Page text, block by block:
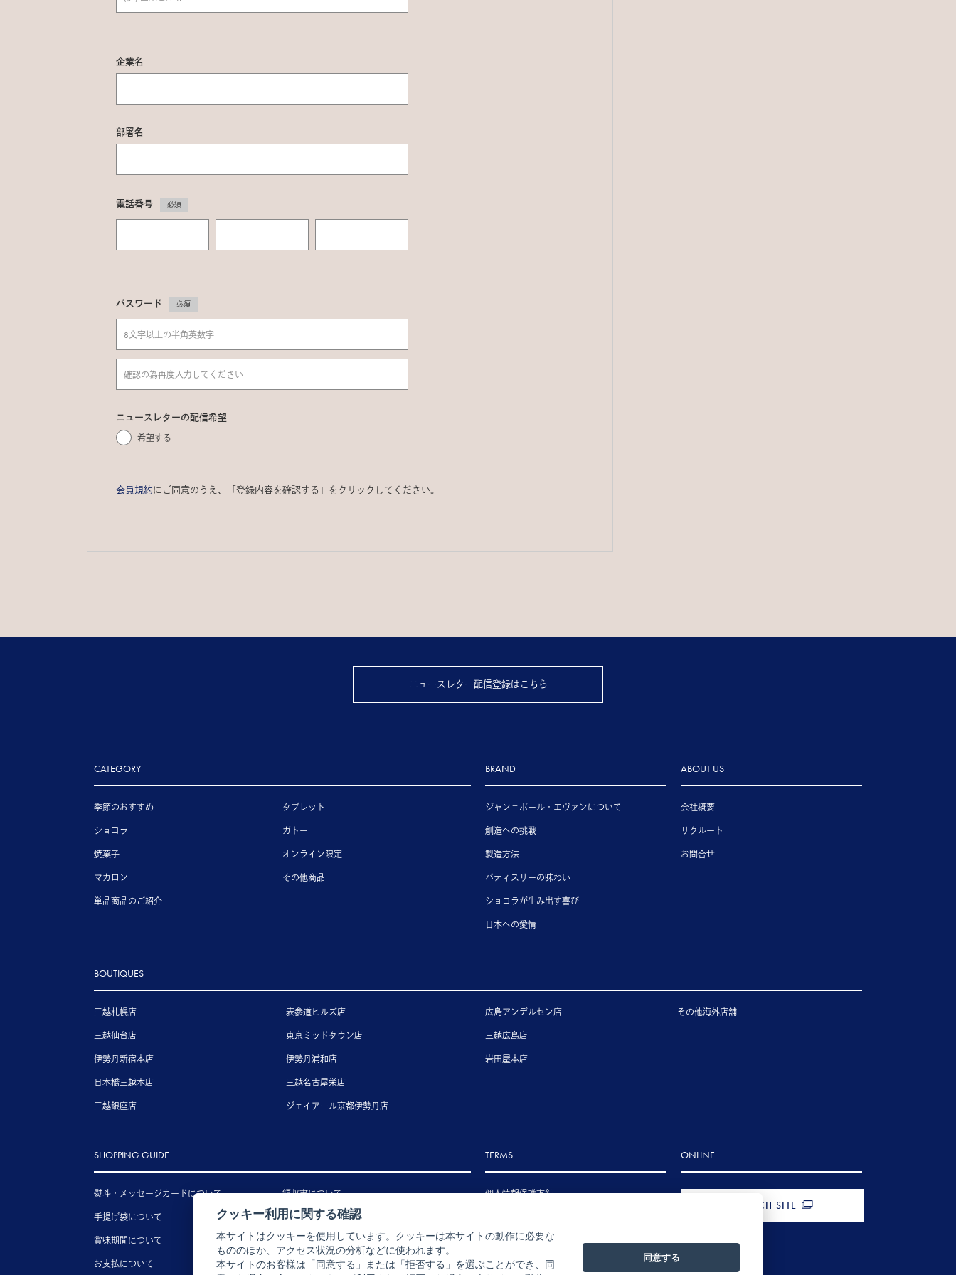
企業名
部署名
電話番号 必須
パスワード 必須
ニュースレターの配信希望
希望する
会員規約にご同意のうえ、「登録内容を確認する」をクリックしてください。
ニュースレター配信登録はこちら
CATEGORY
季節のおすすめ
ショコラ
焼菓子
マカロン
単品商品のご紹介
タブレット
ガトー
オンライン限定
その他商品
BRAND
ジャン＝ポール・エヴァンについて
創造への挑戦
製造方法
パティスリーの味わい
ショコラが生み出す喜び
日本への愛情
ABOUT US
会社概要
リクルート
お問合せ
BOUTIQUES
三越札幌店
三越仙台店
伊勢丹新宿本店
日本橋三越本店
三越銀座店
表参道ヒルズ店
東京ミッドタウン店
伊勢丹浦和店
三越名古屋栄店
ジェイアール京都伊勢丹店
広島アンデルセン店
三越広島店
岩田屋本店
その他海外店舗
SHOPPING GUIDE
熨斗・メッセージカードについて
手提げ袋について
賞味期間について
お支払について
領収書について
送料について
配送について
キャンセル・返品・交換について
TERMS
個人情報保護方針
ONLINE
FRENCH SITE
クッキー利用に関する確認
本サイトはクッキーを使用しています。クッキーは本サイトの動作に必要な
もののほか、アクセス状況の分析などに使われます。
本サイトのお客様は「同意する」または「拒否する」を選ぶことができ、同
同意する